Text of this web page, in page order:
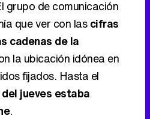
grupo de comunicación
que ver con lascifras
cadenas de la
la ubicación idónea en
fijados. Hasta el
jueves estaba
.